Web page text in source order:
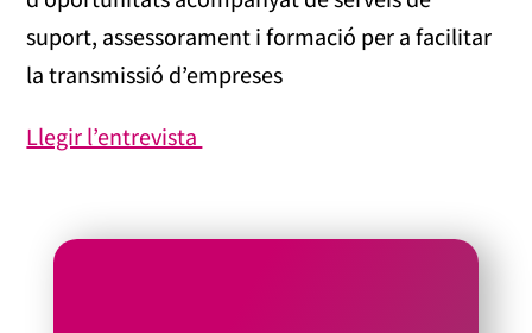
suport, assessorament i formació per a facilitar
la transmissió d’empreses
Llegir l’entrevista